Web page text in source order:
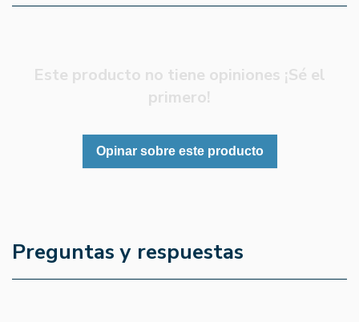
Este producto no tiene opiniones ¡Sé el
primero!
Opinar sobre este producto
Preguntas y respuestas